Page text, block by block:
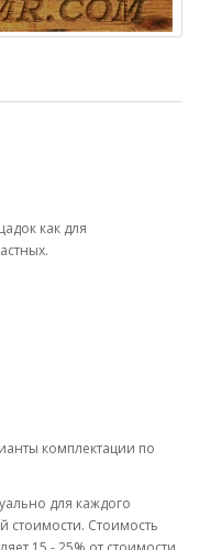
как для
комплектации по
для каждого
стоимости. Стоимость